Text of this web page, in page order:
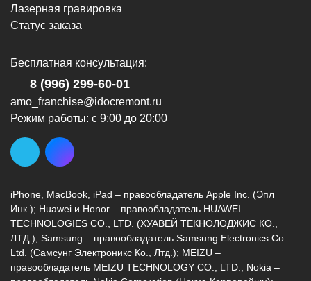
Лазерная гравировка
Статус заказа
Бесплатная консультация:
8 (996) 299-60-01
amo_franchise@idocremont.ru
Режим работы: с 9:00 до 20:00
iPhone, MacBook, iPad – правообладатель Apple Inc. (Эпл
Инк.); Huawei и Honor – правообладатель HUAWEI
TECHNOLOGIES CO., LTD. (ХУАВЕЙ ТЕКНОЛОДЖИС КО.,
ЛТД.); Samsung – правообладатель Samsung Electronics Co.
Ltd. (Самсунг Электроникс Ко., Лтд.); MEIZU –
правообладатель MEIZU TECHNOLOGY CO., LTD.; Nokia –